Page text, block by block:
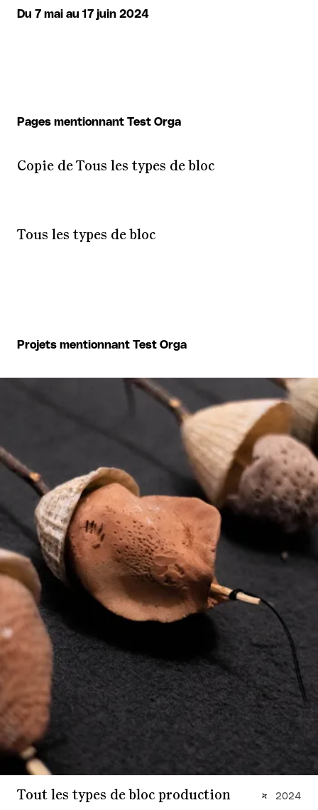
Du 7 mai au 17 juin 2024
Pages mentionnant Test Orga
Copie de Tous les types de bloc
Tous les types de bloc
Projets mentionnant Test Orga
Tout les types de bloc production 2024